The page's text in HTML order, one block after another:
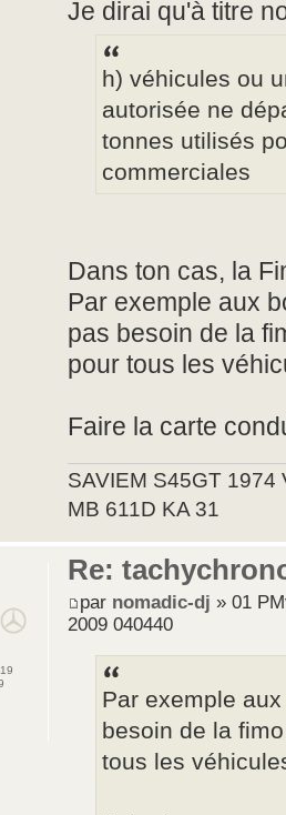
Je dirai qu'à titre
h) véhicules ou
autorisée ne
tonnes utilisés
commerciales
Dans ton cas, la
Par exemple aux
pas besoin de la
pour tous les
Faire la carte
SAVIEM S45GT 1974
MB 611D KA 31
Re:
par nomadic-dj » 01
2009 040440
Par exemple
besoin de la
tous les